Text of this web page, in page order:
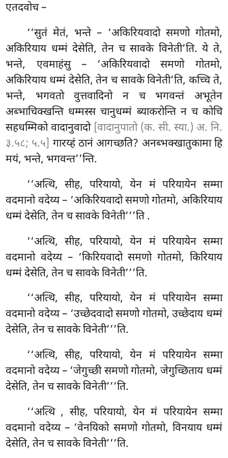
एतदवोच –
‘‘सुतं मेतं, भन्ते – ‘अकिरियवादो समणो गोतमो,
अकिरियाय धम्मंदेसेति, तेन च सावके विनेती’ति. ये ते,
भन्ते, एवमाहंसु – ‘अकिरियवादो समणो गोतमो,
अकिरियाय धम्मं देसेति, तेन च सावके विनेती’ति, कच्चि ते,
भन्ते, भगवतो वुत्तवादिनो न च भगवन्तं अभूतेन
अब्भाचिक्खन्ति धम्मस्स चानुधम्मं ब्याकरोन्ति न च कोचि
सहधम्मिको वादानुवादो [वादानुपातो (क. सी. स्या.) अ. नि.
३.५८; ५.५] गारय्हं ठानं आगच्छति? अनब्भक्खातुकामा हि
मयं, भन्ते, भगवन्त’’न्ति.
‘‘अत्थि, सीह, परियायो, येन मं परियायेन सम्मा
वदमानो वदेय्य – ‘अकिरियवादो समणो गोतमो, अकिरियाय
धम्मं देसेति, तेन च सावके विनेती’’’ति.
‘‘अत्थि, सीह, परियायो, येन मं परियायेन सम्मा
वदमानो वदेय्य – ‘किरियवादो समणो गोतमो, किरियाय
धम्मं देसेति, तेन च सावके विनेती’’’ति.
‘‘अत्थि, सीह, परियायो, येन मं परियायेन सम्मा
वदमानो वदेय्य – ‘उच्छेदवादो समणो गोतमो, उच्छेदाय धम्मं
देसेति, तेन च सावके विनेती’’’ति.
‘‘अत्थि, सीह, परियायो, येन मं परियायेन सम्मा
वदमानो वदेय्य – ‘जेगुच्छी समणो गोतमो, जेगुच्छिताय धम्मं
देसेति, तेन च सावके विनेती’’’ति.
‘‘अत्थि , सीह, परियायो, येन मं परियायेन सम्मा
वदमानो वदेय्य – ‘वेनयिको समणो गोतमो, विनयाय धम्मं
देसेति, तेन च सावके विनेती’’’ति.